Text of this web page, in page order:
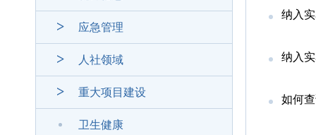
应急管理
人社领域
重大项目建设
卫生健康
纳入
纳入
如何